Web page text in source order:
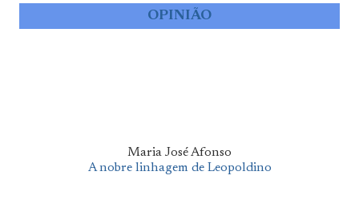
OPINIÃO
Maria José Afonso
A nobre linhagem de Leopoldino